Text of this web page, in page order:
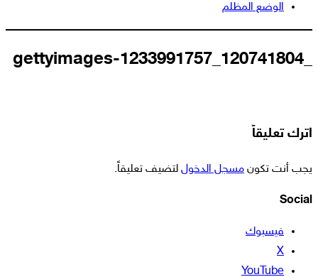
الوضع المظلم
_120741804_gettyimages-1233991757
اترك تعليقاً
يجب أنت تكون مسجل الدخول لتضيف تعليقاً.
Social
فيسبوك
‫X
‫YouTube